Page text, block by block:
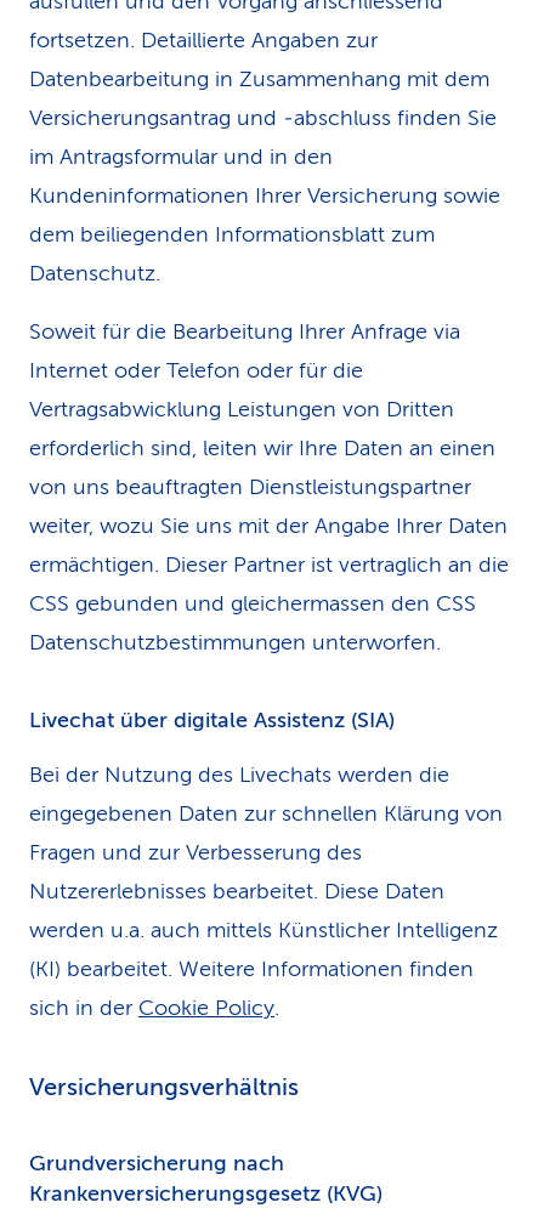
fortsetzen. Detaillierte Angaben zur
Datenbearbeitung in Zusammenhang mit dem
Versicherungsantrag und ‑abschluss finden Sie
im Antragsformular und in den
Kundeninformationen Ihrer Versicherung sowie
dem beiliegenden Informationsblatt zum
Datenschutz.
Soweit für die Bearbeitung Ihrer Anfrage via
Internet oder Telefon oder für die
Vertragsabwicklung Leistungen von Dritten
erforderlich sind, leiten wir Ihre Daten an einen
von uns beauftragten Dienstleistungspartner
weiter, wozu Sie uns mit der Angabe Ihrer Daten
ermächtigen. Dieser Partner ist vertraglich an die
CSS gebunden und gleichermassen den CSS
Datenschutzbestimmungen unterworfen.
Livechat über digitale Assistenz (SIA)
Bei der Nutzung des Livechats werden die
eingegebenen Daten zur schnellen Klärung von
Fragen und zur Verbesserung des
Nutzererlebnisses bearbeitet. Diese Daten
werden u.a. auch mittels Künstlicher Intelligenz
(KI) bearbeitet. Weitere Informationen finden
sich in der Cookie Policy.
Versicherungsverhältnis
Grundversicherung nach
Krankenversicherungsgesetz (KVG)